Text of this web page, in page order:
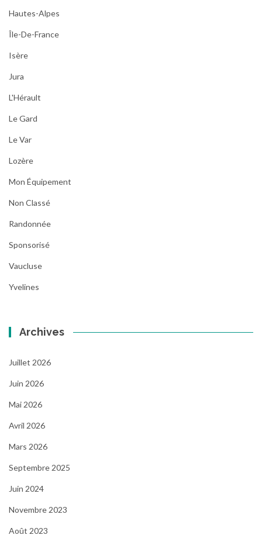
Hautes-Alpes
Île-De-France
Isère
Jura
L'Hérault
Le Gard
Le Var
Lozère
Mon Équipement
Non Classé
Randonnée
Sponsorisé
Vaucluse
Yvelines
Archives
Juillet 2026
Juin 2026
Mai 2026
Avril 2026
Mars 2026
Septembre 2025
Juin 2024
Novembre 2023
Août 2023